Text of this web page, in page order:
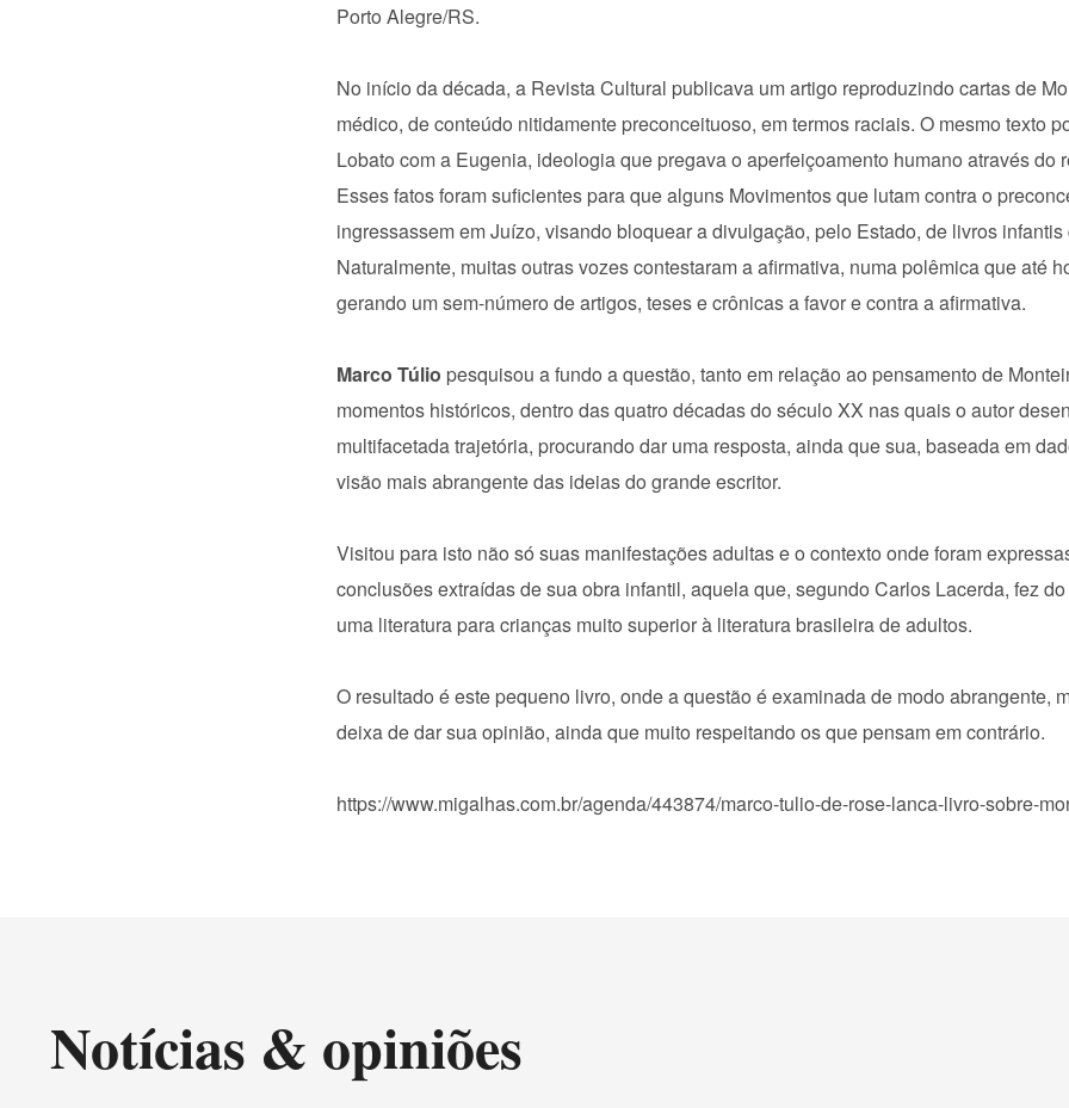
Porto Alegre/RS.
No início da década, a Revista Cultural publicava um artigo reproduzindo cartas de
médico, de conteúdo nitidamente preconceituoso, em termos raciais. O mesmo texto
Lobato com a Eugenia, ideologia que pregava o aperfeiçoamento humano através do
Esses fatos foram suficientes para que alguns Movimentos que lutam contra o
ingressassem em Juízo, visando bloquear a divulgação, pelo Estado, de livros infantis
Naturalmente, muitas outras vozes contestaram a afirmativa, numa polêmica que até
gerando um sem-número de artigos, teses e crônicas a favor e contra a afirmativa.
Marco Túlio pesquisou a fundo a questão, tanto em relação ao pensamento de
momentos históricos, dentro das quatro décadas do século XX nas quais o autor
multifacetada trajetória, procurando dar uma resposta, ainda que sua, baseada em
visão mais abrangente das ideias do grande escritor.
Visitou para isto não só suas manifestações adultas e o contexto onde foram
conclusões extraídas de sua obra infantil, aquela que, segundo Carlos Lacerda, fez
uma literatura para crianças muito superior à literatura brasileira de adultos.
O resultado é este pequeno livro, onde a questão é examinada de modo abrangente,
deixa de dar sua opinião, ainda que muito respeitando os que pensam em contrário.
https://www.migalhas.com.br/agenda/443874/marco-tulio-de-rose-lanca-livro-sobre-
Notícias & opiniões